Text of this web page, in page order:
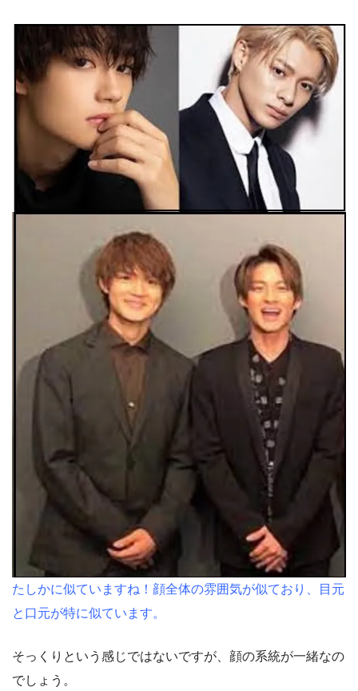
たしかに似ていますね！顔全体の雰囲気が似ており、目元
と口元が特に似ています。
そっくりという感じではないですが、顔の系統が一緒なの
でしょう。